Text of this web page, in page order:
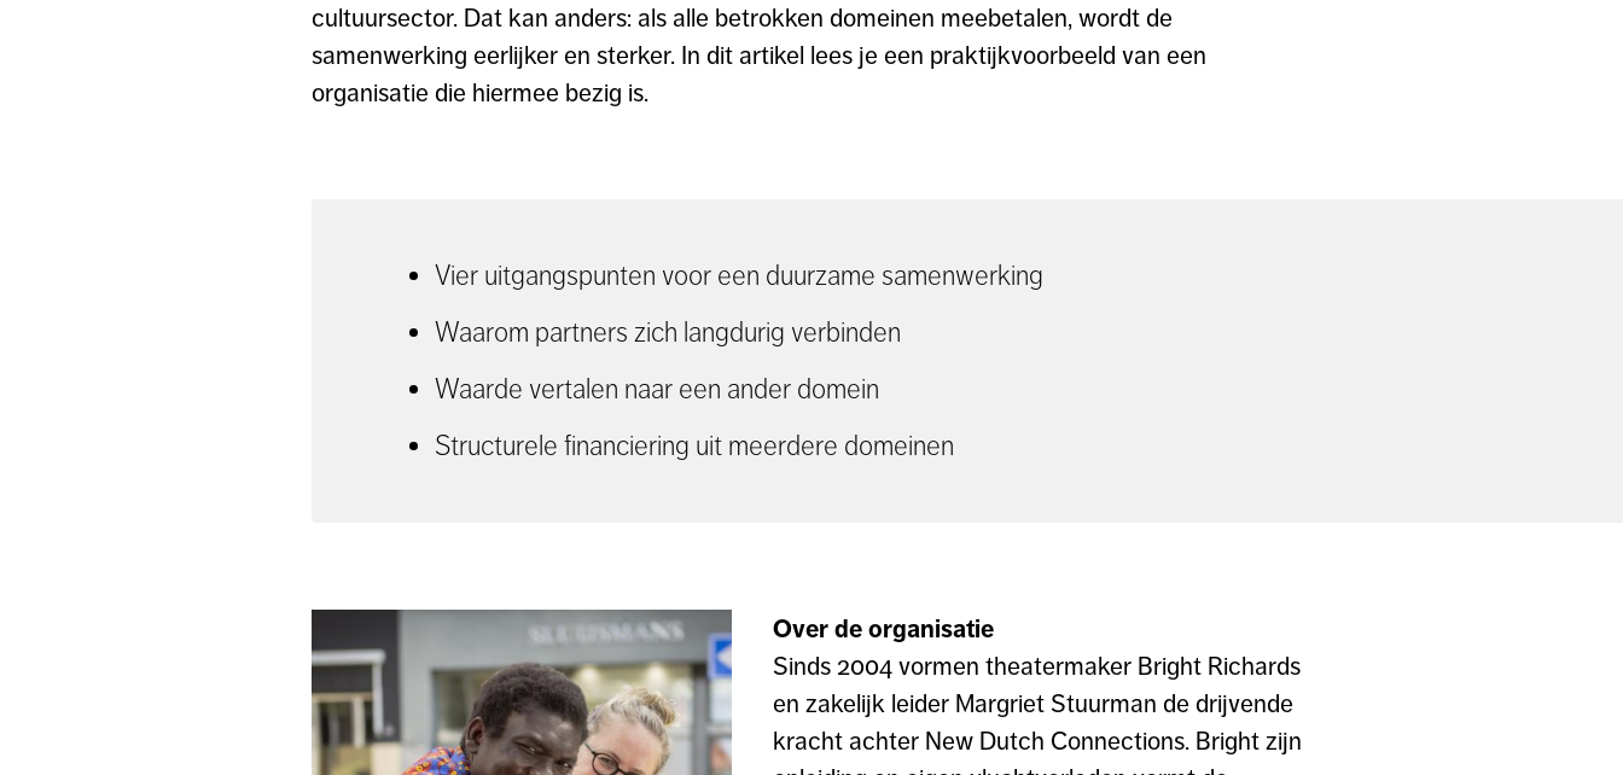
cultuursector. Dat kan anders: als alle betrokken domeinen meebetalen, wordt de
samenwerking eerlijker en sterker. In dit artikel lees je een praktijkvoorbeeld van een
organisatie die hiermee bezig is.
Vier uitgangspunten voor een duurzame samenwerking
Waarom partners zich langdurig verbinden
Waarde vertalen naar een ander domein
Structurele financiering uit meerdere domeinen
Over de organisatie
Sinds 2004 vormen theatermaker Bright Richards
en zakelijk leider Margriet Stuurman de drijvende
kracht achter New Dutch Connections. Bright zijn